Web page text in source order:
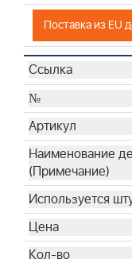
Поставка из EU